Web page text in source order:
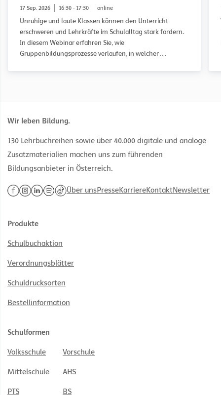
17 Sep. 2026 16:30 - 17:30 online
Unruhige und laute Klassen können den Unterricht
erschweren und Lehrkräfte im Schulalltag stark fordern.
In diesem Webinar erfahren Sie, wie
Gruppenbildungsprozesse verlaufen, in welcher
Anregungen für Ihren Unterricht.
Wir leben Bildung.
130 Lehrbuchreihen sowie über 40.000 digitale und analoge
Zusatzmaterialien machen uns zum führenden
Bildungsanbieter in Österreich.
Über unsPresseKarriereKontaktNewsletter
Produkte
Schulbuchaktion
Verordnungsblätter
Schuldrucksorten
Bestellinformation
Schulformen
Volksschule Vorschule
Mittelschule AHS
PTS BS